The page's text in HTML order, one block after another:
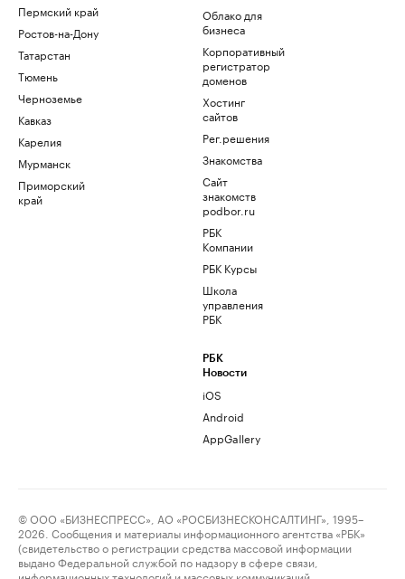
Пермский край
Ростов-на-Дону
Татарстан
Тюмень
Черноземье
Кавказ
Карелия
Мурманск
Приморский
край
Облако для
бизнеса
Корпоративный
регистратор
доменов
Хостинг
сайтов
Рег.решения
Знакомства
Сайт
знакомств
podbor.ru
РБК
Компании
РБК Курсы
Школа
управления
РБК
РБК
Новости
iOS
Android
AppGallery
© ООО «БИЗНЕСПРЕСС», АО «РОСБИЗНЕСКОНСАЛТИНГ», 1995–
2026. Сообщения и материалы информационного агентства «РБК»
(свидетельство о регистрации средства массовой информации
выдано Федеральной службой по надзору в сфере связи,